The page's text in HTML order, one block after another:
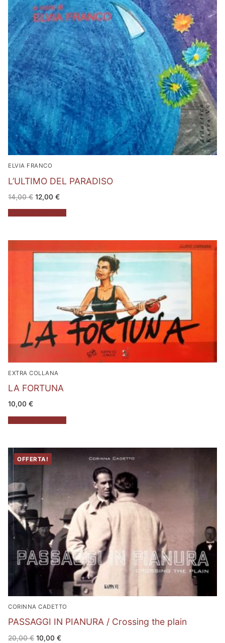
ELVIA FRANCO
L’ULTIMO DEL PARADISO
14,00€ Il
prezzo
originale
era:
12,00 €Il
attuale
è:
EXTRA COLLANA
LA FORTUNA
10,00 €
OFFERTA!
CORINNA CADETTO
PASSAGGI IN PIANURA / Crossing the plain
20,00€ Il
10,00 €Il